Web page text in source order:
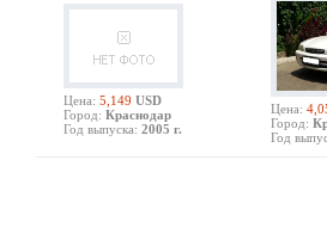
Цена: 5,149 USD
Город: Краснодар
Год выпуска: 2005 г.
Цена:
Город:
Год